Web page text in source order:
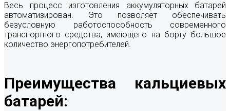
Весь процесс изготовления аккумуляторных батарей
автоматизирован. Это позволяет обеспечивать
безусловную работоспособность современного
транспортного средства, имеющего на борту большое
количество энергопотребителей.
Преимущества кальциевых
батарей: